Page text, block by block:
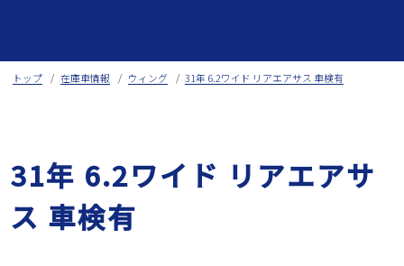
トップ 在庫車情報 ウィング 31年 6.2ワイド リアエアサス 車検有
31年 6.2ワイド リアエアサ
ス 車検有